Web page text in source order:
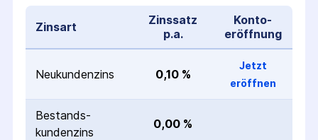
Zinsart
Zinssatz
p.a.
Konto­
eröffnung
Neukunden­zins 0,10 %
Jetzt
eröffnen
Bestands­
kunden­zins
0,00 %